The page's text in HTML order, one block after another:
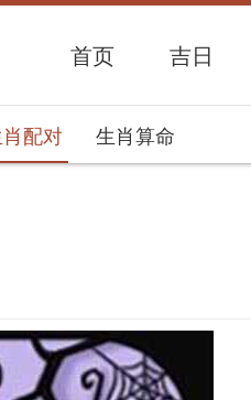
首页 吉日
配对 生肖算命